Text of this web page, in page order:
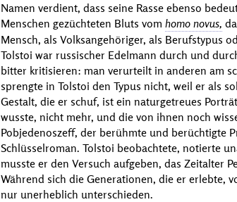
Namen verdient, dass seine Rasse ebenso
Menschen gezüchteten Bluts vom homo novus,
Mensch, als Volksangehöriger, als Berufstypus
Tolstoi war russischer Edelmann durch und
bitter kritisieren: man verurteilt in anderen am
sprengte in Tolstoi den Typus nicht, weil er als
Gestalt, die er schuf, ist ein naturgetreues
wusste, nicht mehr, und die von ihnen noch
Pobjedenoszeff, der berühmte und berüchtigte
Schlüsselroman. Tolstoi beobachtete, notierte
musste er den Versuch aufgeben, das Zeitalter
Während sich die Generationen, die er erlebte,
nur unerheblich unterschieden.